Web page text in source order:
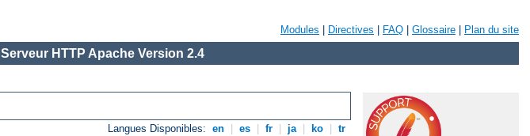
Modules Directives FAQ Glossaire Plan du site
Serveur HTTP Apache Version 2.4
Langues Disponibles: en es fr ja ko tr